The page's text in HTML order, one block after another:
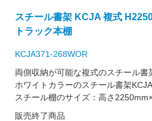
スチール書架 KCJA 複式
トラック本棚
KCJA371-268WOR
両側収納が可能な複式のスチール書
ホワイトカラーのスチール書架
スチール棚のサイズ：高さ
販売終了商品